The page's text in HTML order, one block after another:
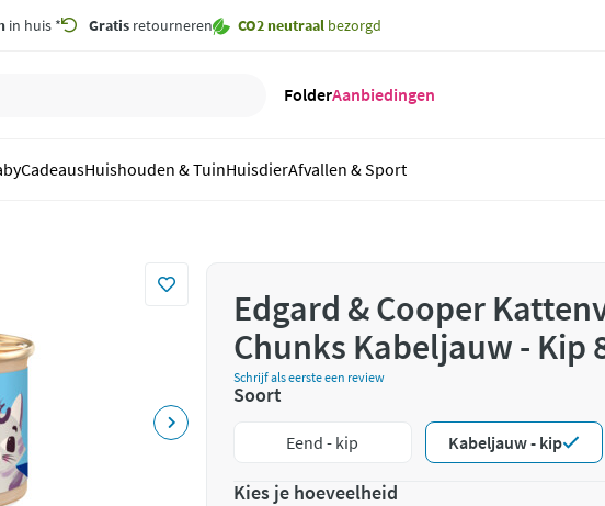
in huis * Gratis retourneren CO2 neutraal bezorgd
FolderAanbiedingen
CadeausHuishouden & TuinHuisdierAfvallen & Sport
Edgard & Cooper
Chunks Kabeljauw - Kip
Schrijf als eerste een review
Soort
Eend - kip Kabeljauw - kip
Kies je hoeveelheid